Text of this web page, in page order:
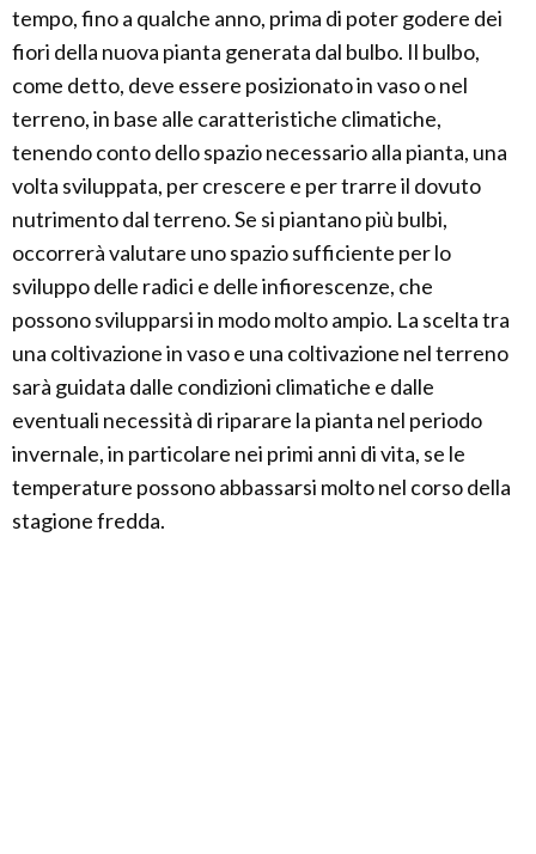
tempo, fino a qualche anno, prima di poter godere dei
fiori della nuova pianta generata dal bulbo. Il bulbo,
come detto, deve essere posizionato in vaso o nel
terreno, in base alle caratteristiche climatiche,
tenendo conto dello spazio necessario alla pianta, una
volta sviluppata, per crescere e per trarre il dovuto
nutrimento dal terreno. Se si piantano più bulbi,
occorrerà valutare uno spazio sufficiente per lo
sviluppo delle radici e delle infiorescenze, che
possono svilupparsi in modo molto ampio. La scelta tra
una coltivazione in vaso e una coltivazione nel terreno
sarà guidata dalle condizioni climatiche e dalle
eventuali necessità di riparare la pianta nel periodo
invernale, in particolare nei primi anni di vita, se le
temperature possono abbassarsi molto nel corso della
stagione fredda.